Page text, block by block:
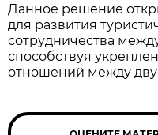
Данное решение
для развития
сотрудничества
способствуя
отношений между